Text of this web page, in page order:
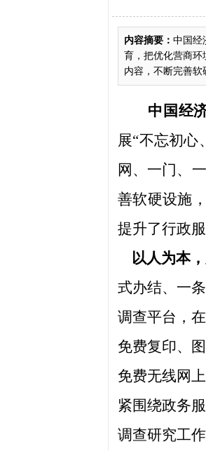
内容摘要： 中国经
育，把优化营商环
内容，不断完善
中国经
展“不忘初心
网、一门、
善软硬设施
提升了行政
以人为本
式办结、一
调查平台，
免费复印、
免费无线网
紧围绕政务
调查研究工